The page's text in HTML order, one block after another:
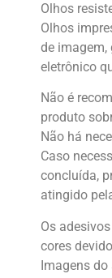
Olhos
Olhos
de imagem,
eletrônico
Não é
produto
Não há
Caso
concluída,
atingido
Os
cores
Imagens